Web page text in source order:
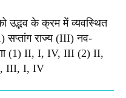
उद्भव के क्रम में व्यवस्थित
सप्तांग राज्य (III) नव-
(1) II, I, IV, III (2) II,
III, I, IV